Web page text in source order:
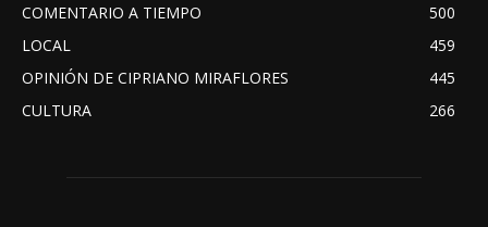
COMENTARIO A TIEMPO
500
LOCAL
459
OPINIÓN DE CIPRIANO MIRAFLORES
445
CULTURA
266